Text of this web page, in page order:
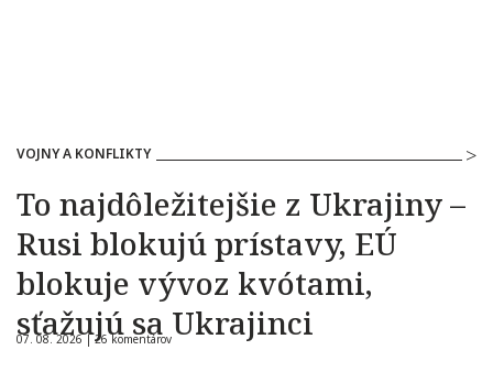
VOJNY A KONFLIKTY
To najdôležitejšie z Ukrajiny –
Rusi blokujú prístavy, EÚ
blokuje vývoz kvótami,
sťažujú sa Ukrajinci
07. 08. 2026 |26 komentárov